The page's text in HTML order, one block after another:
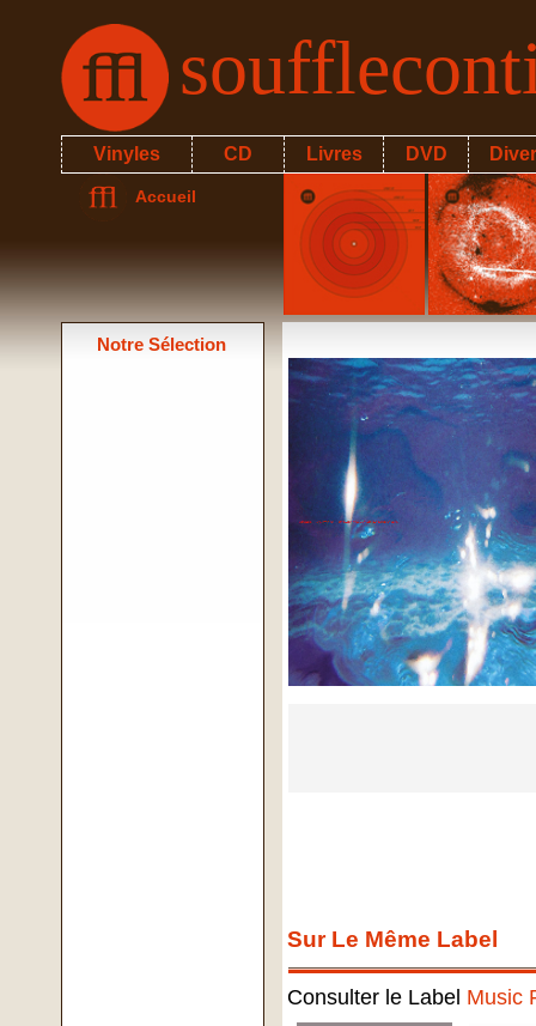
Vinyles CD Livres DVD
Accueil
Notre Sélection
Sur Le Même Label
Consulter le Label Music